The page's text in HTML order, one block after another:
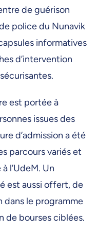
de guérison
police du Nunavik
informatives
d’intervention
est portée à
issues des
d’admission a été
parcours variés et
l’UdeM. Un
est aussi offert, de
dans le programme
de bourses ciblées.